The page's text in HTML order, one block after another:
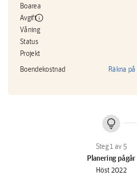
Boarea
Avgiftinfo
Våning
Status
Projekt
Boendekostnad Räkna
lightbulb
Planering pågår
Höst 2022